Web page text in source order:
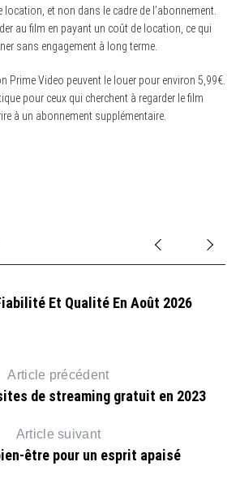
et non dans le cadre de l’abonnement.
au film en payant un coût de location, ce qui
sans engagement à long terme.
Prime Video peuvent le louer pour environ 5,99€.
pour ceux qui cherchent à regarder le film
à un abonnement supplémentaire.
Et Qualité En Août 2026
Article précédent
de streaming gratuit en 2023
Article suivant
être pour un esprit apaisé